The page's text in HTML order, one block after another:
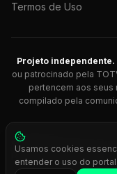
Termos de Uso
Projeto independente.
ou patrocinado pela
pertencem aos
compilado pela
© 2026 Dicionário
Protheus.
Usamos cookies
entender o uso do portal.